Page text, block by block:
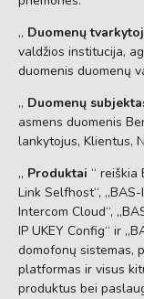
„ Duomenų
valdžios institucija,
duomenis duomenų
„ Duomenų
asmens duomenis
lankytojus, Klientus,
„ Produktai “ reiškia
Link Selfhost“, „BAS-
Intercom Cloud“,
IP UKEY Config“ ir
domofonų sistemas,
platformas ir visus
produktus bei